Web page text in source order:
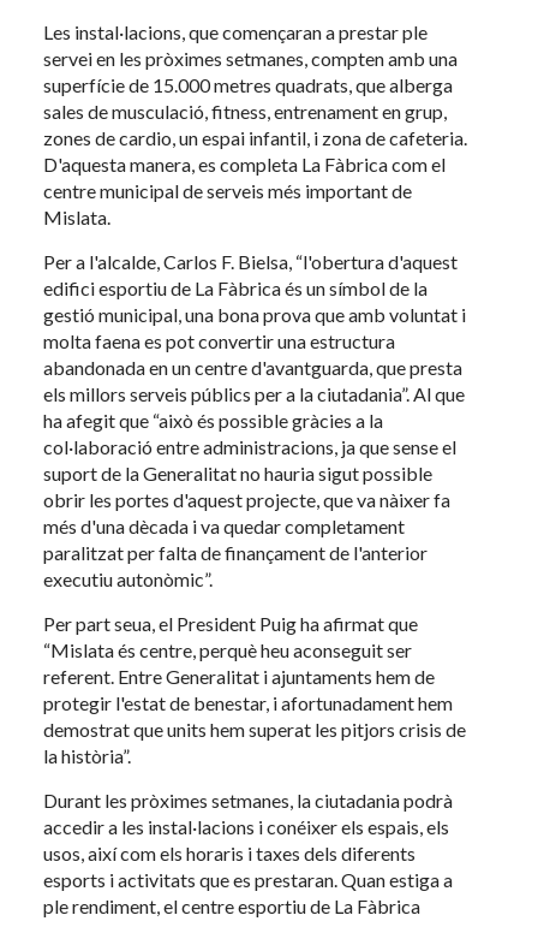
Les instal·lacions, que començaran a prestar ple
servei en les pròximes setmanes, compten amb una
superfície de 15.000 metres quadrats, que alberga
sales de musculació, fitness, entrenament en grup,
zones de cardio, un espai infantil, i zona de cafeteria.
D'aquesta manera, es completa La Fàbrica com el
centre municipal de serveis més important de
Mislata.
Per a l'alcalde, Carlos F. Bielsa, “l'obertura d'aquest
edifici esportiu de La Fàbrica és un símbol de la
gestió municipal, una bona prova que amb voluntat i
molta faena es pot convertir una estructura
abandonada en un centre d'avantguarda, que presta
els millors serveis públics per a la ciutadania”. Al que
ha afegit que “això és possible gràcies a la
col·laboració entre administracions, ja que sense el
suport de la Generalitat no hauria sigut possible
obrir les portes d'aquest projecte, que va nàixer fa
més d'una dècada i va quedar completament
paralitzat per falta de finançament de l'anterior
executiu autonòmic”.
Per part seua, el President Puig ha afirmat que
“Mislata és centre, perquè heu aconseguit ser
referent. Entre Generalitat i ajuntaments hem de
protegir l'estat de benestar, i afortunadament hem
demostrat que units hem superat les pitjors crisis de
la història”.
Durant les pròximes setmanes, la ciutadania podrà
accedir a les instal·lacions i conéixer els espais, els
usos, així com els horaris i taxes dels diferents
esports i activitats que es prestaran. Quan estiga a
ple rendiment, el centre esportiu de La Fàbrica